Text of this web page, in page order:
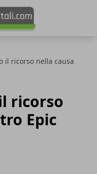
il ricorso nella causa
ricorso
Epic